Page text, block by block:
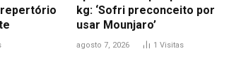
kg: ‘Sofri preconceito por
usar Mounjaro’
agosto 7, 2026 1 Visitas